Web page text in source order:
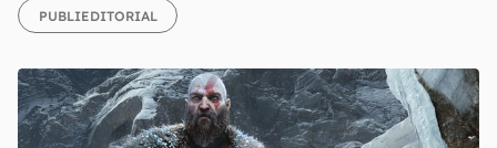
PUBLIEDITORIAL
Confirmo que li, aceito e concordo com os
Uso e Política de Privacidade do Canaltech.